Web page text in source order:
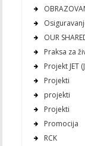
OUR
Praksa za
Projekt JET
Projekti
projekti
Projekti
Promocija
RCK